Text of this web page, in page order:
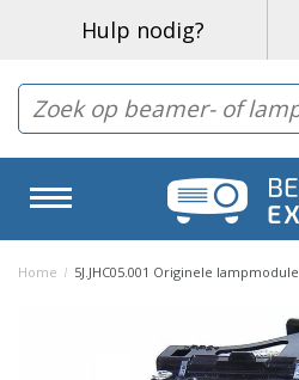
Hulp nodig?
Home / 5J.JHC05.001 Originele lampmodule